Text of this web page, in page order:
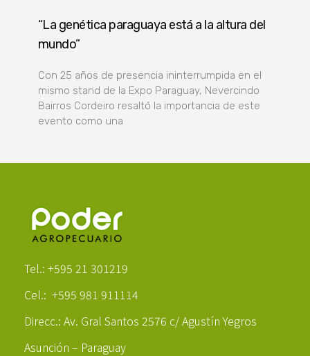
“La genética paraguaya está a la altura del
mundo”
Con 25 años de presencia ininterrumpida en el
mismo stand de la Expo Paraguay, Nevercindo
Bairros Cordeiro resaltó la importancia de este
evento como una
Tel.: +595 21 301219
Cel.: +595 981 911114
Direcc.: Av. Gral Santos 2576 c/ Agustín Yegros
Asunción – Paraguay